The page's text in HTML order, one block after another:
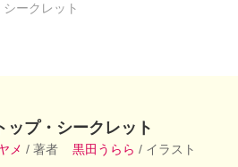
ークレット
ップ・シークレット
メ / 著者 黒田うらら / イラスト